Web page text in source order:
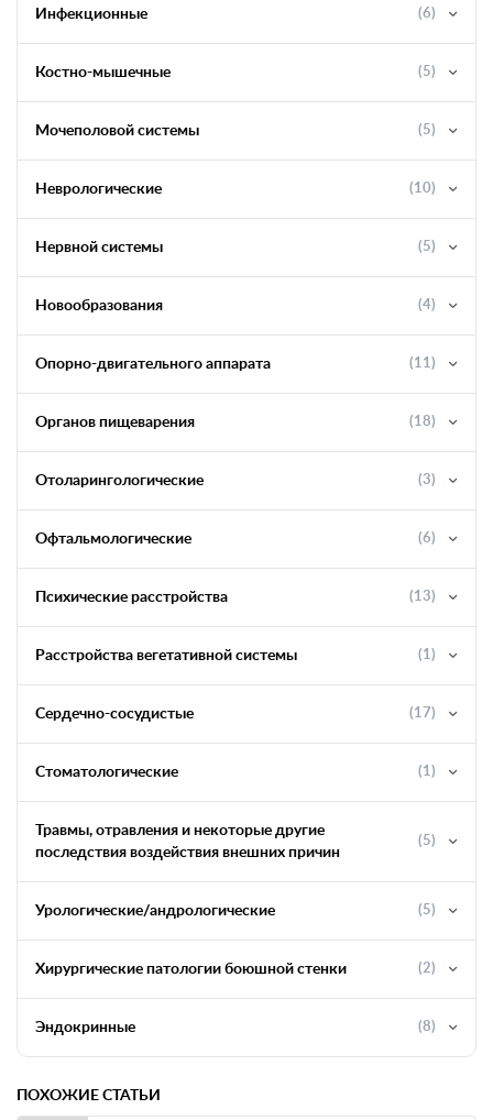
Инфекционные (6)
Костно-мышечные (5)
Мочеполовой системы (5)
Неврологические (10)
Нервной системы (5)
Новообразования (4)
Опорно-двигательного аппарата (11)
Органов пищеварения (18)
Отоларингологические (3)
Офтальмологические (6)
Психические расстройства (13)
Расстройства вегетативной системы (1)
Сердечно-сосудистые (17)
Стоматологические (1)
Травмы, отравления и некоторые другие
последствия воздействия внешних причин
(5)
Урологические/андрологические (5)
Хирургические патологии боюшной стенки (2)
Эндокринные (8)
ПОХОЖИЕ СТАТЬИ